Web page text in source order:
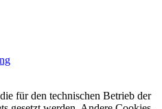
für den technischen Betrieb der